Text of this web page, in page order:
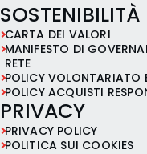
SOSTENIBILITÀ
CARTA DEI VALORI
MANIFESTO DI
RETE
POLICY VOLONTARIATO
POLICY ACQUISTI
PRIVACY
PRIVACY POLICY
POLITICA SUI COOKIES